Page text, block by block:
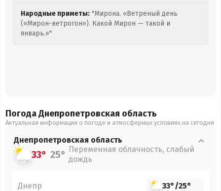
Народные приметы: "Мирона. «Ветреный день
(«Мирон-ветрогон»). Какой Мирон — такой и
январь.»"
Погода Днепропетровская область
Актуальная информация о погоде и атмосферных условиях на сегодня
Днепропетровская область
33° 25° Переменная облачность, слабый
дождь
Днепр 33°/25°